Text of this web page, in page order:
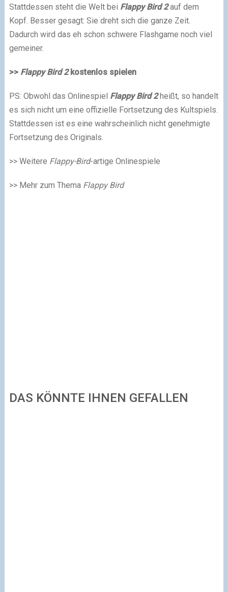
Stattdessen steht die Welt bei Flappy Bird 2auf dem
Kopf. Besser gesagt: Sie dreht sich die ganze Zeit.
Dadurch wird das eh schon schwere Flashgame noch viel
gemeiner.
>> Flappy Bird 2kostenlos spielen
PS: Obwohl das Onlinespiel Flappy Bird 2heißt, so handelt
es sich nicht um eine offizielle Fortsetzung des Kultspiels.
Stattdessen ist es eine wahrscheinlich nicht genehmigte
Fortsetzung des Originals.
>> Weitere Flappy-Bird-artige Onlinespiele
>> Mehr zum Thema Flappy Bird
DAS KÖNNTE IHNEN GEFALLEN